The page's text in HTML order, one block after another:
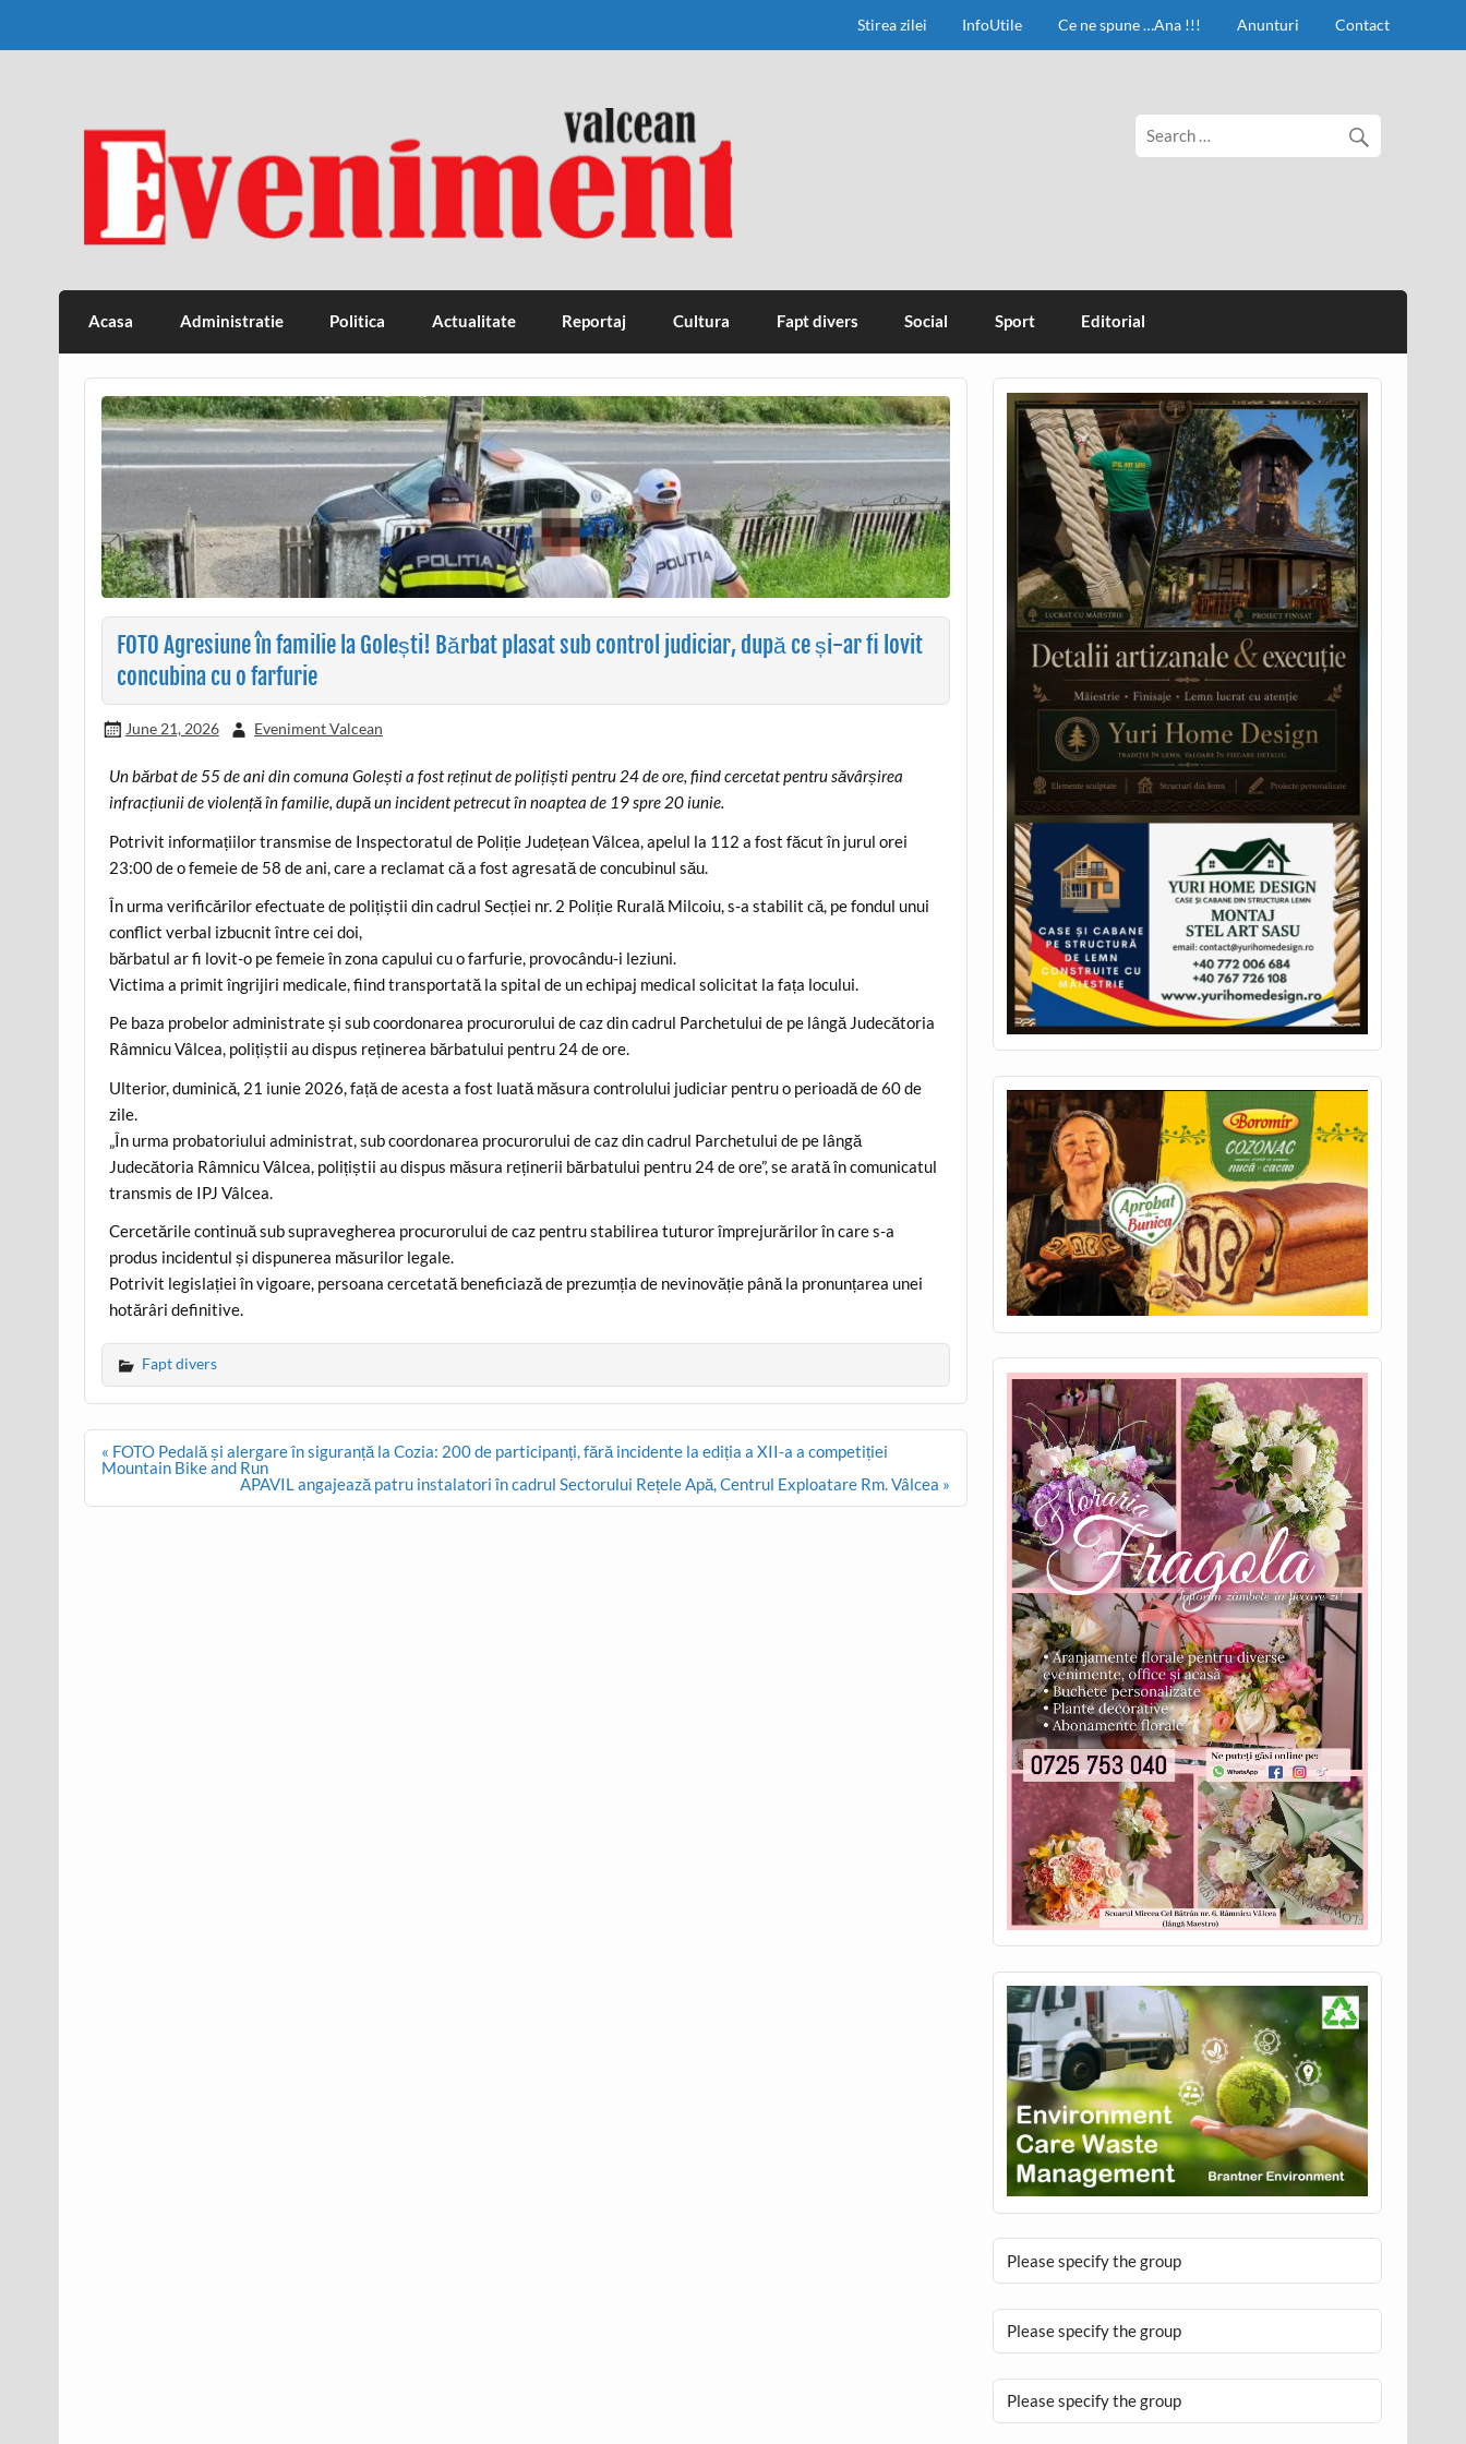
Stirea zilei InfoUtile Ce ne spune …Ana !!! Anunturi Contact
Eveniment Valcean
Acasa Administratie Politica Actualitate Reportaj Cultura Fapt divers Social Sport Editorial
FOTO Agresiune în familie la Golești! Bărbat plasat sub control judiciar, după ce și-ar fi lovit
concubina cu o farfurie
June 21, 2026 Eveniment Valcean
Un bărbat de 55 de ani din comuna Golești a fost reținut de polițiști pentru 24 de ore, fiind cercetat pentru săvârșirea
infracțiunii de violență în familie, după un incident petrecut în noaptea de 19 spre 20 iunie.
Potrivit informațiilor transmise de Inspectoratul de Poliție Județean Vâlcea, apelul la 112 a fost făcut în jurul orei
23:00 de o femeie de 58 de ani, care a reclamat că a fost agresată de concubinul său.
În urma verificărilor efectuate de polițiștii din cadrul Secției nr. 2 Poliție Rurală Milcoiu, s-a stabilit că, pe fondul unui
conflict verbal izbucnit între cei doi,
bărbatul ar fi lovit-o pe femeie în zona capului cu o farfurie, provocându-i leziuni.
Victima a primit îngrijiri medicale, fiind transportată la spital de un echipaj medical solicitat la fața locului.
Pe baza probelor administrate și sub coordonarea procurorului de caz din cadrul Parchetului de pe lângă Judecătoria
Râmnicu Vâlcea, polițiștii au dispus reținerea bărbatului pentru 24 de ore.
Ulterior, duminică, 21 iunie 2026, față de acesta a fost luată măsura controlului judiciar pentru o perioadă de 60 de
zile.
„În urma probatoriului administrat, sub coordonarea procurorului de caz din cadrul Parchetului de pe lângă
Judecătoria Râmnicu Vâlcea, polițiștii au dispus măsura reținerii bărbatului pentru 24 de ore”, se arată în comunicatul
transmis de IPJ Vâlcea.
Cercetările continuă sub supravegherea procurorului de caz pentru stabilirea tuturor împrejurărilor în care s-a
produs incidentul și dispunerea măsurilor legale.
Potrivit legislației în vigoare, persoana cercetată beneficiază de prezumția de nevinovăție până la pronunțarea unei
hotărâri definitive.
Fapt divers
Post
navigation
« FOTO Pedală și alergare în siguranță la Cozia: 200 de participanți, fără incidente la ediția a XII-a a competiției
Mountain Bike and Run
APAVIL angajează patru instalatori în cadrul Sectorului Rețele Apă, Centrul Exploatare Rm. Vâlcea »
Please specify the group
Please specify the group
Please specify the group